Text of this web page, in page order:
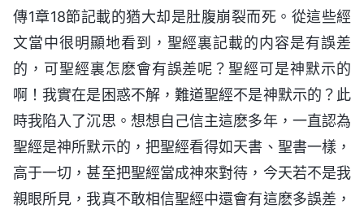
傳1章18節記載的猶大却是肚腹崩裂而死。從這些經
文當中很明顯地看到，聖經裏記載的内容是有誤差
的，可聖經裏怎麽會有誤差呢？聖經可是神默示的
啊！我實在是困惑不解，難道聖經不是神默示的？此
時我陷入了沉思。想想自己信主這麽多年，一直認為
聖經是神所默示的，把聖經看得如天書、聖書一樣，
高于一切，甚至把聖經當成神來對待，今天若不是我
親眼所見，我真不敢相信聖經中還會有這麽多誤差，